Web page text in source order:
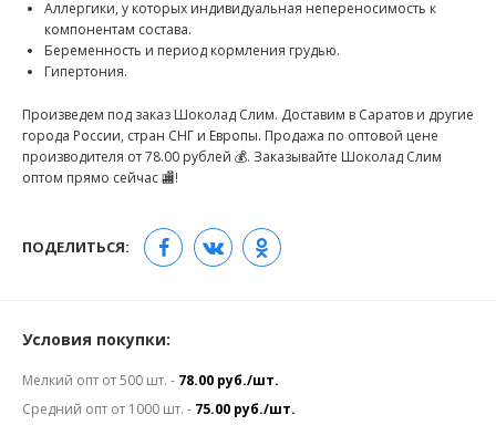
Аллергики, у которых индивидуальная непереносимость к
компонентам состава.
Беременность и период кормления грудью.
Гипертония.
Произведем под заказ Шоколад Слим. Доставим в Саратов и другие
города России, стран СНГ и Европы. Продажа по оптовой цене
производителя от 78.00 рублей 💰. Заказывайте Шоколад Слим
оптом прямо сейчас 🏬!
ПОДЕЛИТЬСЯ:
Условия покупки:
Мелкий опт от 500 шт. - 78.00 руб./шт.
Средний опт от 1000 шт. - 75.00 руб./шт.